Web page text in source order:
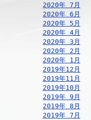
2020年 7月
2020年 6月
2020年 5月
2020年 4月
2020年 3月
2020年 2月
2020年 1月
2019年12月
2019年11月
2019年10月
2019年 9月
2019年 8月
2019年 7月